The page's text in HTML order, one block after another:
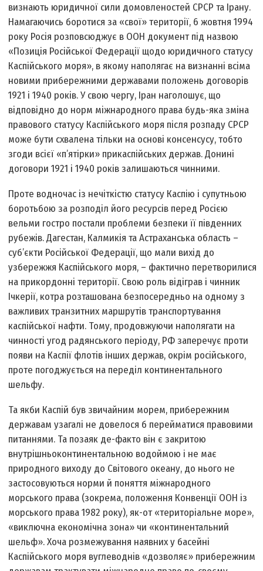
визнають юридичної сили домовленостей СРСР та Ірану.
Намагаючись боротися за «свої» території, 6 жовтня 1994
року Росія розповсюджує в ООН документ під назвою
«Позиція Російської Федерації щодо юридичного статусу
Каспійського моря», в якому наполягає на визнанні всіма
новими прибережними державами положень договорів
1921 і 1940 років. У свою чергу, Іран наголошує, що
відповідно до норм міжнародного права будь-яка зміна
правового статусу Каспійського моря після розпаду СРСР
може бути схвалена тільки на основі консенсусу, тобто
згоди всієї «п’ятірки» прикаспійських держав. Донині
договори 1921 і 1940 років залишаються чинними.
Проте водночас із нечіткістю статусу Каспію і супутньою
боротьбою за розподіл його ресурсів перед Росією
вельми гостро постали проблеми безпеки її південних
рубежів. Дагестан, Калмикія та Астраханська область –
суб’єкти Російської Федерації, що мали вихід до
узбережжя Каспійського моря, – фактично перетворилися
на прикордонні території. Свою роль відіграв і чинник
Ічкерії, котра розташована безпосередньо на одному з
важливих транзитних маршрутів транспортування
каспійської нафти. Тому, продовжуючи наполягати на
чинності угод радянського періоду, РФ заперечує проти
появи на Каспії флотів інших держав, окрім російського,
проте погоджується на переділ континентального
шельфу.
Та якби Каспій був звичайним морем, прибережним
державам узагалі не довелося б перейматися правовими
питаннями. Та позаяк де-факто він є закритою
внутрішньоконтинентальною водоймою і не має
природного виходу до Світового океану, до нього не
застосовуються норми й поняття міжнародного
морського права (зокрема, положення Конвенції ООН із
морського права 1982 року), як-от «територіальне море»,
«виключна економічна зона» чи «континентальний
шельф». Хоча розмежування наявних у басейні
Каспійського моря вуглеводнів «дозволяє» прибережним